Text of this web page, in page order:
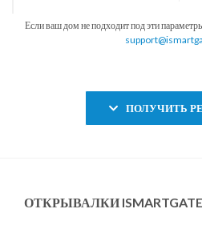
Если ваш дом не подходит под эти
ПОЛУЧИТЬ
ОТКРЫВАЛКИ ISMARTGATE